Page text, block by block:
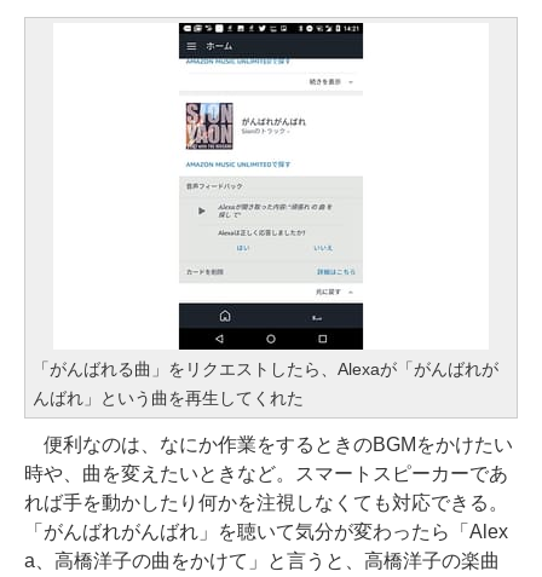
「がんばれる曲」をリクエストしたら、Alexaが「がんばれが
んばれ」という曲を再生してくれた
便利なのは、なにか作業をするときのBGMをかけたい
時や、曲を変えたいときなど。スマートスピーカーであ
れば手を動かしたり何かを注視しなくても対応できる。
「がんばれがんばれ」を聴いて気分が変わったら「Alex
a、高橋洋子の曲をかけて」と言うと、高橋洋子の楽曲